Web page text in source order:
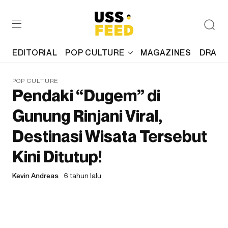
EDITORIAL POP CULTURE MAGAZINES
POP CULTURE
Pendaki “Dugem” di
Gunung Rinjani Viral,
Destinasi Wisata Tersebut
Kini Ditutup!
Kevin Andreas 6 tahun lalu